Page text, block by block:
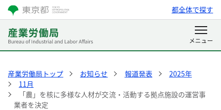
都全体で探す
産業労働局トップ お知らせ 報道発表
2025年
11月
「農」を核に多様な人材が交流・活動する拠点施設の運営事
業者を決定